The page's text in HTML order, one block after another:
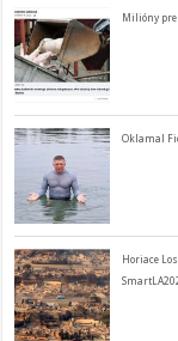
Milióny
Oklamal
Horiace